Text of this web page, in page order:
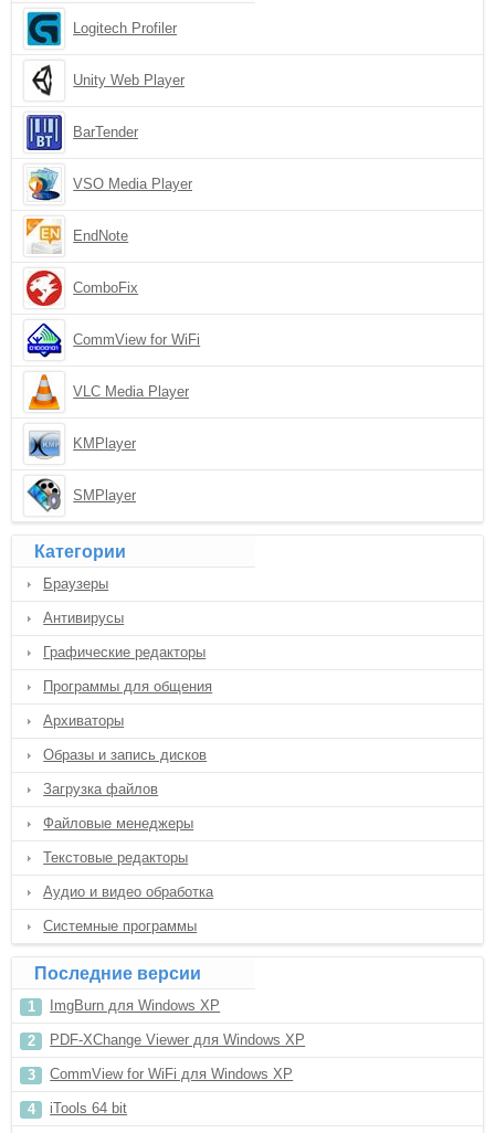
Logitech Profiler
Unity Web Player
BarTender
VSO Media Player
EndNote
ComboFix
CommView for WiFi
VLC Media Player
KMPlayer
SMPlayer
Категории
Браузеры
Антивирусы
Графические редакторы
Программы для общения
Архиваторы
Образы и запись дисков
Загрузка файлов
Файловые менеджеры
Текстовые редакторы
Аудио и видео обработка
Системные программы
Последние версии
ImgBurn для Windows XP
PDF-XChange Viewer для Windows XP
CommView for WiFi для Windows XP
iTools 64 bit